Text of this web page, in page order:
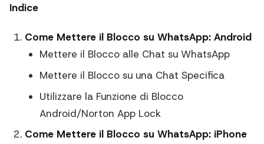
Indice
Come Mettere il Blocco su WhatsApp: Android
Mettere il Blocco alle Chat su WhatsApp
Mettere il Blocco su una Chat Specifica
Utilizzare la Funzione di Blocco
Android/Norton App Lock
Come Mettere il Blocco su WhatsApp: iPhone